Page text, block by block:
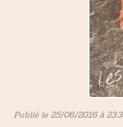
Publié le 25/06/2016 à